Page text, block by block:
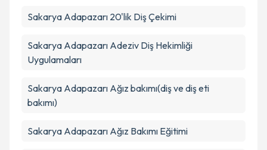
Sakarya Adapazarı 20'lik Diş Çekimi
Sakarya Adapazarı Adeziv Diş Hekimliği
Uygulamaları
Sakarya Adapazarı Ağız bakımı(diş ve diş eti
bakımı)
Sakarya Adapazarı Ağız Bakımı Eğitimi